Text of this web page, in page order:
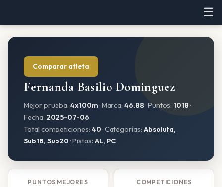
☰
Comparar atleta
Fernanda Basilio Dominguez
Mejor prueba: 4x100m · Marca: 46.88 · Puntos: 1018 ·
Fecha: 2025-07-06
Total competiciones: 40 · Categorías: Absoluta,
Sub18, Sub20 · Pistas: AL, PC
PUNTOS MEJORES COMPETICIONES